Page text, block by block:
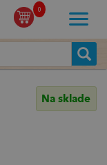
0
Na sklade